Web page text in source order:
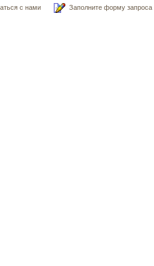
с нами Заполните форму запроса